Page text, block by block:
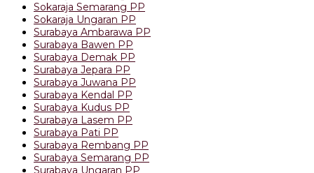
Sokaraja Semarang PP
Sokaraja Ungaran PP
Surabaya Ambarawa PP
Surabaya Bawen PP
Surabaya Demak PP
Surabaya Jepara PP
Surabaya Juwana PP
Surabaya Kendal PP
Surabaya Kudus PP
Surabaya Lasem PP
Surabaya Pati PP
Surabaya Rembang PP
Surabaya Semarang PP
Surabaya Ungaran PP